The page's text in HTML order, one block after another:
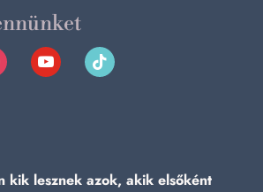
youtube tiktok
kik lesznek azok, akik elsőként